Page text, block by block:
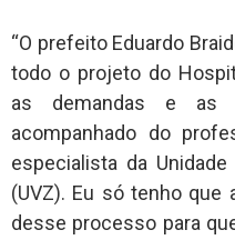
“O prefeito Eduardo
todo o projeto do
as demandas e as
acompanhado do
especialista da
(UVZ). Eu só tenho
desse processo para